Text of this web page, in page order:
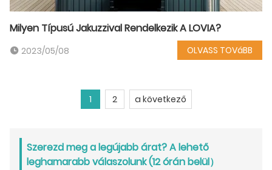
Milyen Típusú Jakuzzival Rendelkezik A LOVIA?
2023/05/08 OLVASS TOVáBB
1 2 a következő
Szerezd meg a legújabb árat? A lehető
leghamarabb válaszolunk (12 órán belül）